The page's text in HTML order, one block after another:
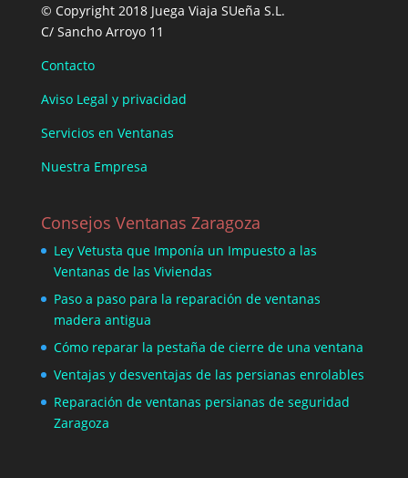
© Copyright 2018 Juega Viaja SUeña S.L.
C/ Sancho Arroyo 11
Contacto
Aviso Legal y privacidad
Servicios en Ventanas
Nuestra Empresa
Consejos Ventanas Zaragoza
Ley Vetusta que Imponía un Impuesto a las
Ventanas de las Viviendas
Paso a paso para la reparación de ventanas
madera antigua
Cómo reparar la pestaña de cierre de una ventana
Ventajas y desventajas de las persianas enrolables
Reparación de ventanas persianas de seguridad
Zaragoza